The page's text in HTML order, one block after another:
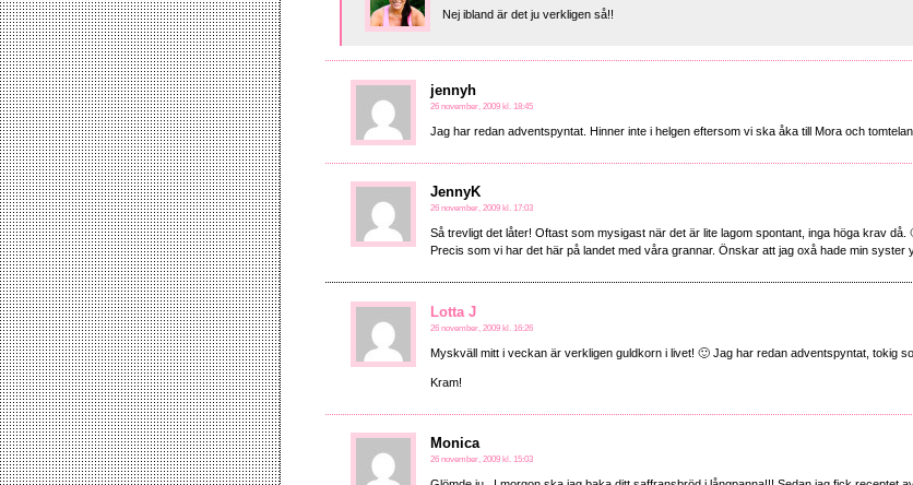
Nej ibland är det ju verkligen så!!
jennyh
26 november, 2009 kl. 18:45
Jag har redan adventspyntat. Hinner inte i helgen eftersom vi ska åka till Mora och
JennyK
26 november, 2009 kl. 17:03
Så trevligt det låter! Oftast som mysigast när det är lite lagom spontant, inga höga krav då.
Precis som vi har det här på landet med våra grannar. Önskar att jag oxå hade min syster
Lotta J
26 november, 2009 kl. 16:26
Myskväll mitt i veckan är verkligen guldkorn i livet! 🙂 Jag har redan adventspyntat, tokig
Kram!
Monica
26 november, 2009 kl. 15:03